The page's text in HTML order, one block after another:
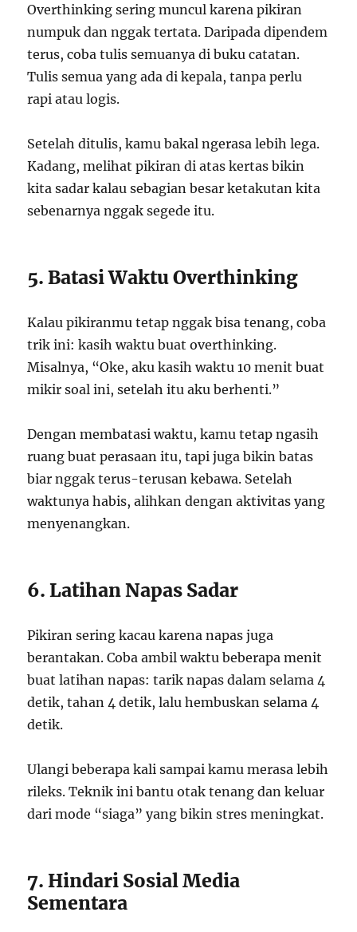
Overthinking sering muncul karena pikiran
numpuk dan nggak tertata. Daripada dipendem
terus, coba tulis semuanya di buku catatan.
Tulis semua yang ada di kepala, tanpa perlu
rapi atau logis.
Setelah ditulis, kamu bakal ngerasa lebih lega.
Kadang, melihat pikiran di atas kertas bikin
kita sadar kalau sebagian besar ketakutan kita
sebenarnya nggak segede itu.
5. Batasi Waktu Overthinking
Kalau pikiranmu tetap nggak bisa tenang, coba
trik ini: kasih waktu buat overthinking.
Misalnya, “Oke, aku kasih waktu 10 menit buat
mikir soal ini, setelah itu aku berhenti.”
Dengan membatasi waktu, kamu tetap ngasih
ruang buat perasaan itu, tapi juga bikin batas
biar nggak terus-terusan kebawa. Setelah
waktunya habis, alihkan dengan aktivitas yang
menyenangkan.
6. Latihan Napas Sadar
Pikiran sering kacau karena napas juga
berantakan. Coba ambil waktu beberapa menit
buat latihan napas: tarik napas dalam selama 4
detik, tahan 4 detik, lalu hembuskan selama 4
detik.
Ulangi beberapa kali sampai kamu merasa lebih
rileks. Teknik ini bantu otak tenang dan keluar
dari mode “siaga” yang bikin stres meningkat.
7. Hindari Sosial Media
Sementara